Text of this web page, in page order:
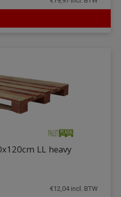
DETAILS
LL heavy
€12,04 incl. BTW